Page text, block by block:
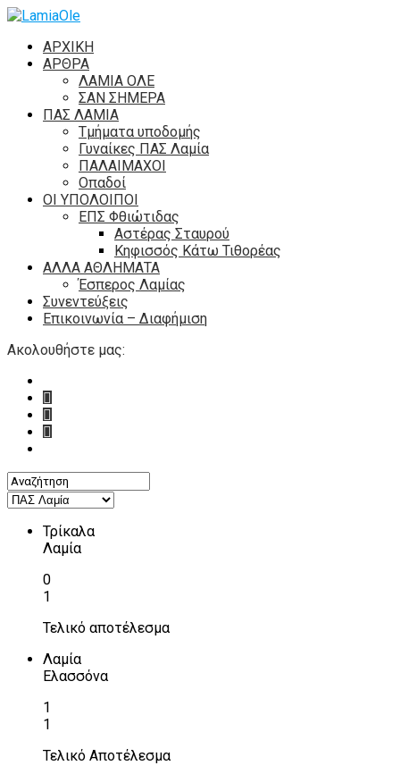
ΑΡΧΙΚΗ
ΑΡΘΡΑ
ΛΑΜΙΑ ΟΛΕ
ΣΑΝ ΣΗΜΕΡΑ
ΠΑΣ ΛΑΜΙΑ
Τμήματα υποδομής
Γυναίκες ΠΑΣ Λαμία
ΠΑΛΑΙΜΑΧΟΙ
Οπαδοί
ΟΙ ΥΠΟΛΟΙΠΟΙ
ΕΠΣ Φθιώτιδας
Αστέρας Σταυρού
Κηφισσός Κάτω Τιθορέας
ΑΛΛΑ ΑΘΛΗΜΑΤΑ
Έσπερος Λαμίας
Συνεντεύξεις
Επικοινωνία – Διαφήμιση
Ακολουθήστε μας:
Τρίκαλα
Λαμία
0
1
Τελικό αποτέλεσμα
Λαμία
Ελασσόνα
1
1
Τελικό Αποτέλεσμα